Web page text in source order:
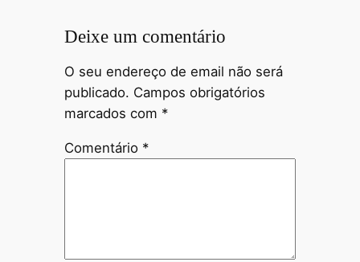
Deixe um comentário
O seu endereço de email não será
publicado. Campos obrigatórios
marcados com *
Comentário *